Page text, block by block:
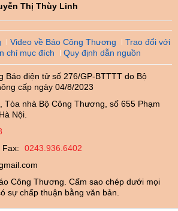
Thị Thùy Linh
Video về Báo Công Thương
Trao đổi với
chỉ mục đích Quy định dẫn nguồn
Báo điện tử số 276/GP-BTTTT do Bộ
cấp ngày 04/8/2023
Tòa nhà Bộ Công Thương, số 655 Phạm
Nội.
Fax:
0243.936.6402
Công Thương. Cấm sao chép dưới mọi
sự chấp thuận bằng văn bản.